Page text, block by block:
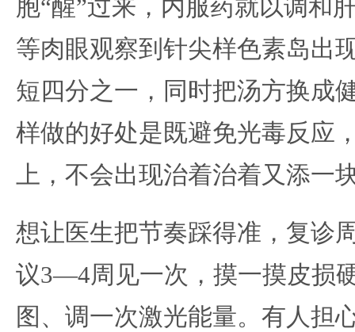
胞“醒”过来，内服药就以调和
等肉眼观察到针尖样色素岛出
短四分之一，同时把汤方换成
样做的好处是既避免光毒反应
上，不会出现治着治着又添一
想让医生把节奏踩得准，复诊
议3—4周见一次，摸一摸皮损
图、调一次激光能量。有人担